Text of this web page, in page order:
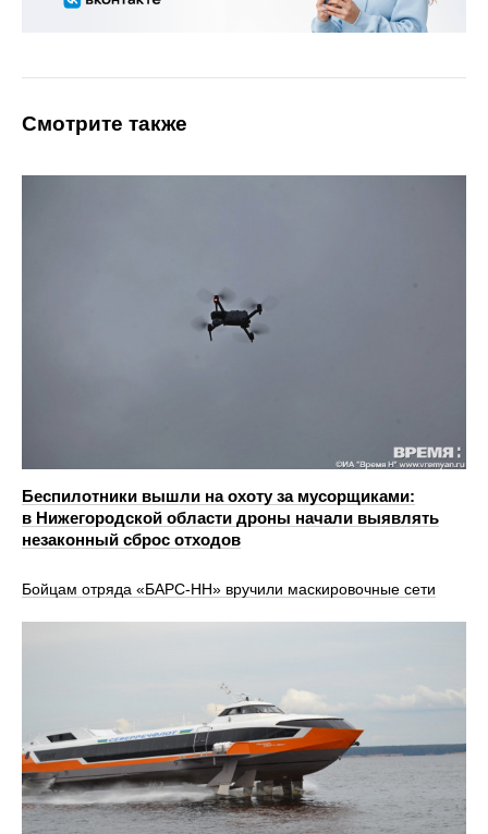
Смотрите также
Беспилотники вышли на охоту за мусорщиками:
в Нижегородской области дроны начали выявлять
незаконный сброс отходов
Бойцам отряда «БАРС-НН» вручили маскировочные сети